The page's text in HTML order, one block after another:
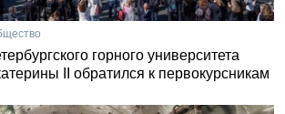
горного университета
II обратился к первокурсникам